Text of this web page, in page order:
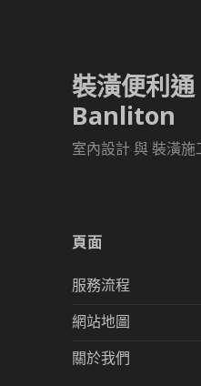
裝潢便利通
Banliton
室內設計 與 裝潢
頁面
服務流程
網站地圖
關於我們